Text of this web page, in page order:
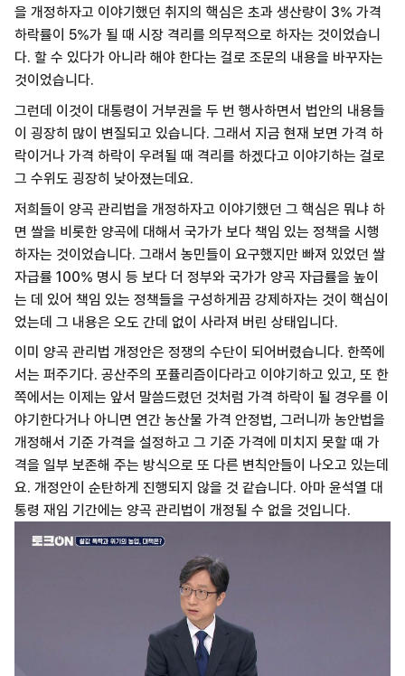
을 개정하자고 이야기했던 취지의 핵심은 초과 생산량이 3% 가격
하락률이 5%가 될 때 시장 격리를 의무적으로 하자는 것이었습니
다. 할 수 있다가 아니라 해야 한다는 걸로 조문의 내용을 바꾸자는
것이었습니다.
그런데 이것이 대통령이 거부권을 두 번 행사하면서 법안의 내용들
이 굉장히 많이 변질되고 있습니다. 그래서 지금 현재 보면 가격 하
락이거나 가격 하락이 우려될 때 격리를 하겠다고 이야기하는 걸로
그 수위도 굉장히 낮아졌는데요.
저희들이 양곡 관리법을 개정하자고 이야기했던 그 핵심은 뭐냐 하
면 쌀을 비롯한 양곡에 대해서 국가가 보다 책임 있는 정책을 시행
하자는 것이었습니다. 그래서 농민들이 요구했지만 빠져 있었던 쌀
자급률 100% 명시 등 보다 더 정부와 국가가 양곡 자급률을 높이
는 데 있어 책임 있는 정책들을 구성하게끔 강제하자는 것이 핵심이
었는데 그 내용은 오도 간데 없이 사라져 버린 상태입니다.
이미 양곡 관리법 개정안은 정쟁의 수단이 되어버렸습니다. 한쪽에
서는 퍼주기다. 공산주의 포퓰리즘이다라고 이야기하고 있고, 또 한
쪽에서는 이제는 앞서 말씀드렸던 것처럼 가격 하락이 될 경우를 이
야기한다거나 아니면 연간 농산물 가격 안정법, 그러니까 농안법을
개정해서 기준 가격을 설정하고 그 기준 가격에 미치지 못할 때 가
격을 일부 보존해 주는 방식으로 또 다른 변칙안들이 나오고 있는데
요. 개정안이 순탄하게 진행되지 않을 것 같습니다. 아마 윤석열 대
통령 재임 기간에는 양곡 관리법이 개정될 수 없을 것입니다.